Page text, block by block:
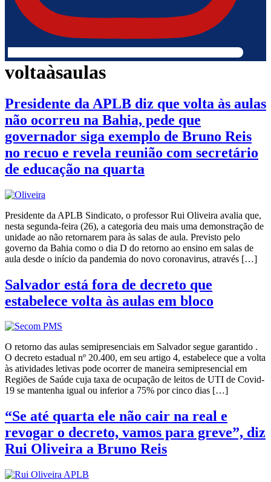
voltaàsaulas
Presidente da APLB diz que volta às aulas
não ocorreu na Bahia, pede que
governador siga exemplo de Bruno Reis
no recuo e revela reunião com secretário
de educação na quarta
Presidente da APLB Sindicato, o professor Rui Oliveira avalia que,
nesta segunda-feira (26), a categoria deu mais uma demonstração de
unidade ao não retornarem para às salas de aula. Previsto pelo
governo da Bahia como o dia D do retorno ao ensino em salas de
aula desde o início da pandemia do novo coronavirus, através […]
Salvador está fora de decreto que
estabelece volta às aulas em bloco
O retorno das aulas semipresenciais em Salvador segue garantido .
O decreto estadual nº 20.400, em seu artigo 4, estabelece que a volta
às atividades letivas pode ocorrer de maneira semipresencial em
Regiões de Saúde cuja taxa de ocupação de leitos de UTI de Covid-
19 se mantenha igual ou inferior a 75% por cinco dias […]
“Se até quarta ele não cair na real e
revogar o decreto, vamos para greve”, diz
Rui Oliveira a Bruno Reis